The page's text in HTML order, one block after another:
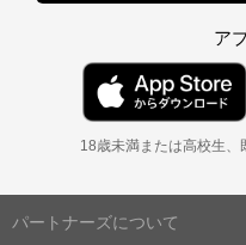
ア
18歳未満または高校生、
パートナーズについて